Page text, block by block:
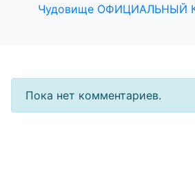
Чудовище ОФИЦИАЛЬНЫЙ
Пока нет комментариев.